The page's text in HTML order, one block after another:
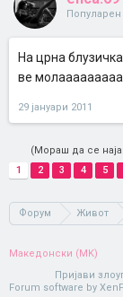
На црна
ве
29 јануари 2011
(Мораш да се
1
2 3 4 5
Форум Живот
Македонски (MK)
Пријави
Forum software by